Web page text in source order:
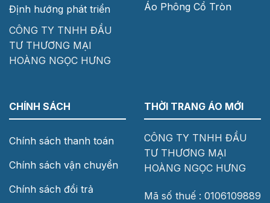
Định hướng phát triển
CÔNG TY TNHH ĐẦU
TƯ THƯƠNG MẠI
HOÀNG NGỌC HƯNG
Áo Phông Cổ Tròn
CHÍNH SÁCH
Chính sách thanh toán
Chính sách vận chuyển
Chính sách đổi trả
THỜI TRANG ÁO MỚI
CÔNG TY TNHH ĐẦU
TƯ THƯƠNG MẠI
HOÀNG NGỌC HƯNG
Mã số thuế : 0106109889